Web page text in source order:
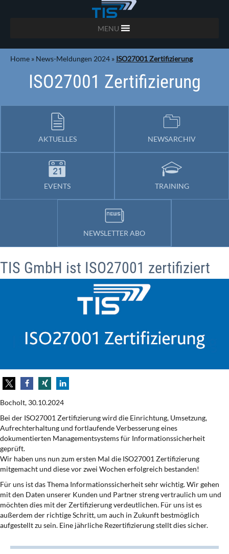
MENU
Home » News-Meldungen 2024 » ISO27001 Zertifizierung
ISO27001 Zertifizierung
AKTUELLES NEWSARCHIV
EVENTS TRAINING
NEWSLETTER ABO
TIS GmbH ist ISO27001 zertifiziert
Bocholt, 30.10.2024
Bei der ISO27001 Zertifizierung wird die Einrichtung, Umsetzung,
Aufrechterhaltung und fortlaufende Verbesserung eines
dokumentierten Managementsystems für Informationssicherheit
geprüft.
Wir haben uns nun zum ersten Mal die ISO27001 Zertifizierung
mitgemacht und diese vor zwei Wochen erfolgreich bestanden!
Für uns ist das Thema Informationssicherheit sehr wichtig. Wir gehen
mit den Daten unserer Kunden und Partner streng vertraulich um und
möchten dies mit der Zertifizierung verdeutlichen. Für uns ist es
außerdem der richtige Schritt, um auch in Zukunft bestmöglich
aufgestellt zu sein. Eine jährliche Rezertifizierung stellt dies sicher.